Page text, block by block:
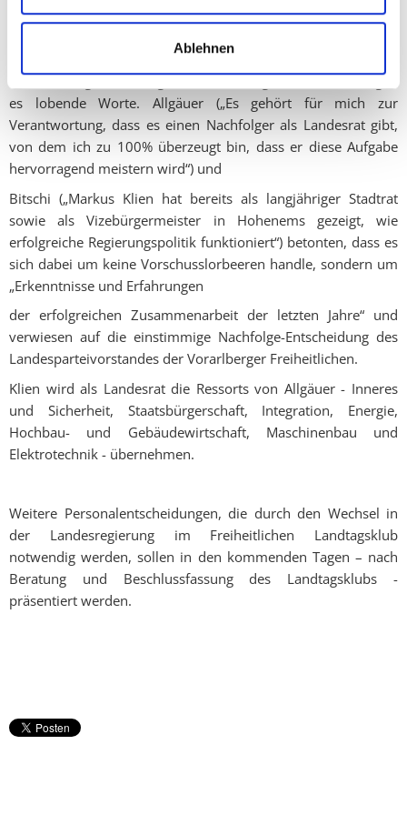
Ablehnen
politische Zusammenarbeit hinausgegangen ist“).
Auch für Allgäuers designierten Nachfolger Markus Klien gab
es lobende Worte. Allgäuer („Es gehört für mich zur
Verantwortung, dass es einen Nachfolger als Landesrat gibt,
von dem ich zu 100% überzeugt bin, dass er diese Aufgabe
hervorragend meistern wird“) und
Bitschi („Markus Klien hat bereits als langjähriger Stadtrat
sowie als Vizebürgermeister in Hohenems gezeigt, wie
erfolgreiche Regierungspolitik funktioniert“) betonten, dass es
sich dabei um keine Vorschusslorbeeren handle, sondern um
„Erkenntnisse und Erfahrungen
der erfolgreichen Zusammenarbeit der letzten Jahre“ und
verwiesen auf die einstimmige Nachfolge-Entscheidung des
Landesparteivorstandes der Vorarlberger Freiheitlichen.
Klien wird als Landesrat die Ressorts von Allgäuer - Inneres
und Sicherheit, Staatsbürgerschaft, Integration, Energie,
Hochbau- und Gebäudewirtschaft, Maschinenbau und
Elektrotechnik - übernehmen.
Weitere Personalentscheidungen, die durch den Wechsel in
der Landesregierung im Freiheitlichen Landtagsklub
notwendig werden, sollen in den kommenden Tagen – nach
Beratung und Beschlussfassung des Landtagsklubs -
präsentiert werden.